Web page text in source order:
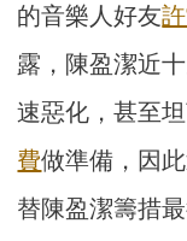
的音樂人好友
露，陳盈潔近
速惡化，甚至
費做準備，因
替陳盈潔籌措